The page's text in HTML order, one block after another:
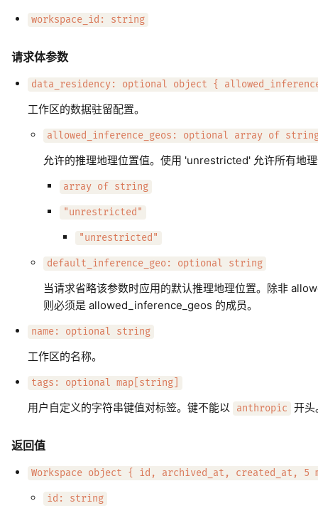
workspace_id: string
请求体参数
data_residency: optional object {
工作区的数据驻留配置。
allowed_inference_geos: optional array of
允许的推理地理位置值。使用 'unrestricted' 允许所有地
array of string
"unrestricted"
"unrestricted"
default_inference_geo: optional string
当请求省略该参数时应用的默认推理地理位置。除非
则必须是 allowed_inference_geos 的成员。
name: optional string
工作区的名称。
tags: optional map[string]
用户自定义的字符串键值对标签。键不能以 anthropic 开头
返回值
Workspace object { id, archived_at, created_at, 5
id: string